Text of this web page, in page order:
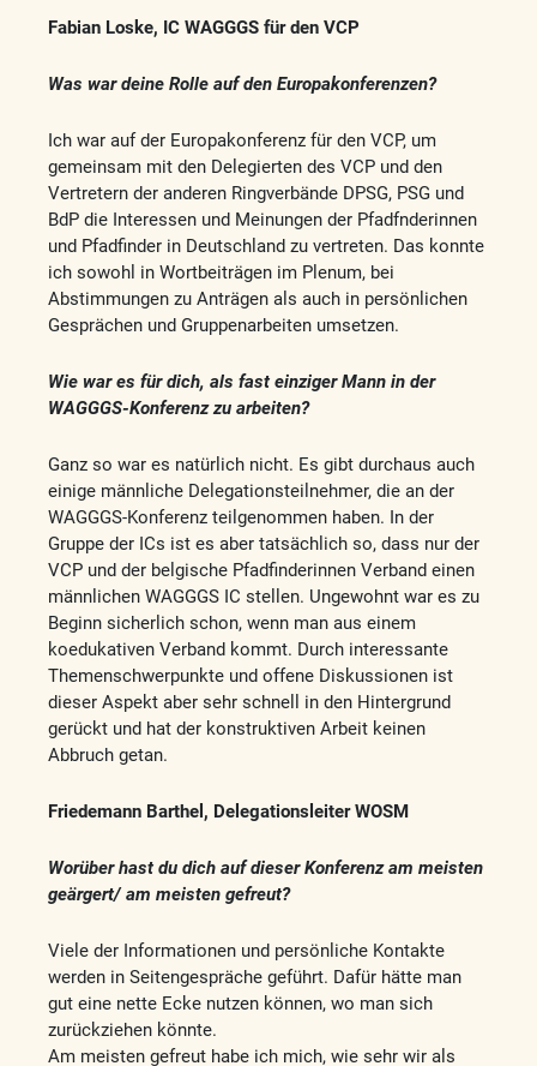
Fabian Loske, IC WAGGGS für den VCP
Was war deine Rolle auf den Europakonferenzen?
Ich war auf der Europakonferenz für den VCP, um
gemeinsam mit den Delegierten des VCP und den
Vertretern der anderen Ringverbände DPSG, PSG und
BdP die Interessen und Meinungen der Pfadfnderinnen
und Pfadfinder in Deutschland zu vertreten. Das konnte
ich sowohl in Wortbeiträgen im Plenum, bei
Abstimmungen zu Anträgen als auch in persönlichen
Gesprächen und Gruppenarbeiten umsetzen.
Wie war es für dich, als fast einziger Mann in der
WAGGGS-Konferenz zu arbeiten?
Ganz so war es natürlich nicht. Es gibt durchaus auch
einige männliche Delegationsteilnehmer, die an der
WAGGGS-Konferenz teilgenommen haben. In der
Gruppe der ICs ist es aber tatsächlich so, dass nur der
VCP und der belgische Pfadfinderinnen Verband einen
männlichen WAGGGS IC stellen. Ungewohnt war es zu
Beginn sicherlich schon, wenn man aus einem
koedukativen Verband kommt. Durch interessante
Themenschwerpunkte und offene Diskussionen ist
dieser Aspekt aber sehr schnell in den Hintergrund
gerückt und hat der konstruktiven Arbeit keinen
Abbruch getan.
Friedemann Barthel, Delegationsleiter WOSM
Worüber hast du dich auf dieser Konferenz am meisten
geärgert/ am meisten gefreut?
Viele der Informationen und persönliche Kontakte
werden in Seitengespräche geführt. Dafür hätte man
gut eine nette Ecke nutzen können, wo man sich
zurückziehen könnte.
Am meisten gefreut habe ich mich, wie sehr wir als